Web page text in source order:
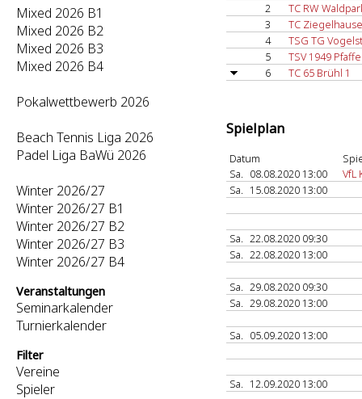
Mixed 2026 B1
Mixed 2026 B2
Mixed 2026 B3
Mixed 2026 B4
Pokalwettbewerb 2026
Beach Tennis Liga 2026
Padel Liga BaWü 2026
Winter 2026/27
Winter 2026/27 B1
Winter 2026/27 B2
Winter 2026/27 B3
Winter 2026/27 B4
Veranstaltungen
Seminarkalender
Turnierkalender
Filter
Vereine
Spieler
2
TC RW
3
TC
4
TSG TG
5
TSV 1949
6
TC 65 Brühl 1
Spielplan
Datum
Sa. 08.08.2020 13:00
VfL
Sa. 15.08.2020 13:00
Sa. 22.08.2020 09:30
Sa. 22.08.2020 13:00
Sa. 29.08.2020 09:30
Sa. 29.08.2020 13:00
Sa. 05.09.2020 13:00
Sa. 12.09.2020 13:00